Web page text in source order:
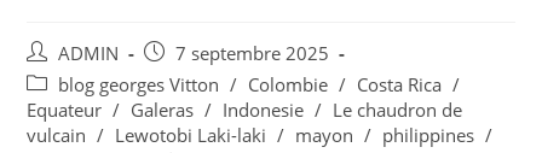
Auteur/autrice
de
la
publication :
ADMIN
Publication
publiée :
7 septembre 2025
Post
category:
blog georges Vitton / Colombie / Costa Rica /
Equateur / Galeras / Indonesie / Le chaudron de
vulcain / Lewotobi Laki-laki / mayon / philippines /